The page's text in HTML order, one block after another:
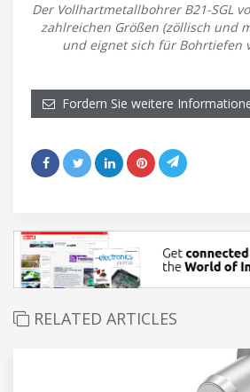
Der Vollhartmetallbohrer B21-SGL
zahlreichen Größen (zöllisch und
und eignet sich für Bohrtiefen
Fordern Sie weitere
RELATED ARTICLES